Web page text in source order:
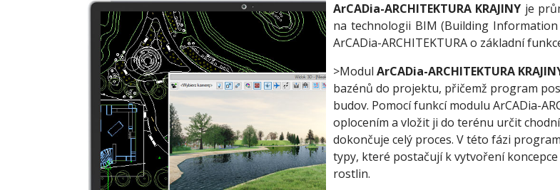
ArCADia-ARCHITEKTURA KRAJINY je
na technologii BIM (Building
ArCADia-ARCHITEKTURA o základní
>Modul ArCADia-ARCHITEKTURA
bazénů do projektu, přičemž program
budov. Pomocí funkcí modulu ArCADia-
oplocením a vložit ji do terénu určit
dokončuje celý proces. V této fázi
typy, které postačují k vytvoření
rostlin.